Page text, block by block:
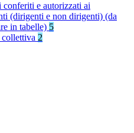
conferiti e autorizzati ai
(dirigenti e non dirigenti) (da
in tabelle) 5
2